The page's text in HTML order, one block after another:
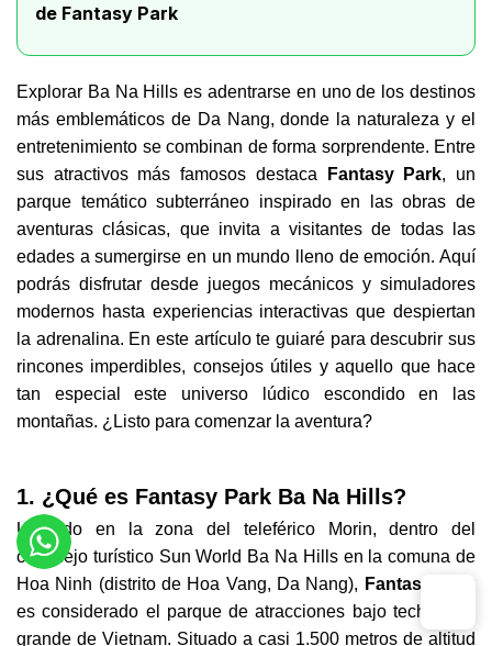
de Fantasy Park
Explorar Ba Na Hills es adentrarse en uno de los destinos
más emblemáticos de Da Nang, donde la naturaleza y el
entretenimiento se combinan de forma sorprendente. Entre
sus atractivos más famosos destaca
Fantasy Park, un
parque temático subterráneo inspirado en las obras de
aventuras clásicas, que invita a visitantes de todas las
edades a sumergirse en un mundo lleno de emoción. Aquí
podrás disfrutar desde juegos mecánicos y simuladores
modernos hasta experiencias interactivas que despiertan
la adrenalina. En este artículo te guiaré para descubrir sus
rincones imperdibles, consejos útiles y aquello que hace
tan especial este universo lúdico escondido en las
montañas. ¿Listo para comenzar la aventura?
1. ¿Qué es Fantasy Park Ba Na Hills?
Ubicado en la zona del teleférico Morin, dentro del
complejo turístico Sun World Ba Na Hills en la comuna de
Hoa Ninh (distrito de Hoa Vang, Da Nang), Fantasy Park
es considerado el parque de atracciones bajo techo más
grande de Vietnam. Situado a casi 1.500 metros de altitud